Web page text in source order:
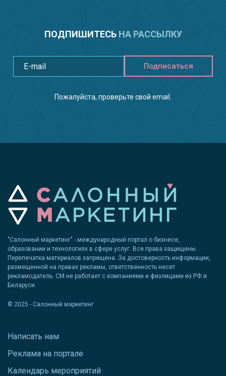
ПОДПИШИТЕСЬ НА РАССЫЛКУ
Подписаться
Пожалуйста, проверьте свой email.
"Салонный маркетинг" - международный портал о бизнесе,
образовании и технологиях в сфере услуг. Все права защищены.
Перепечатка материалов запрещена. За достоверность информации,
размещенной на правах рекламы, ответственность несет
рекламодатель. СМ не работает с компаниями и физлицами из РФ и
Беларуси.
© 2025 - Салонный маркетинг
Написать нам
Реклама на портале
Календарь мероприятий